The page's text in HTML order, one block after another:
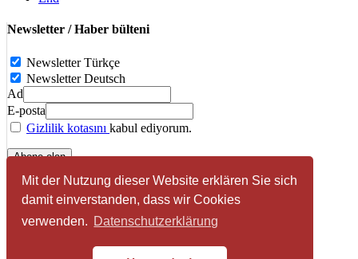
Mit der Nutzung dieser Website erklären Sie sich
damit einverstanden, dass wir Cookies
verwenden. Datenschutzerklärung
Newsletter / Haber bülteni
Newsletter Türkçe
Newsletter Deutsch
Ad
E-posta
Gizlilik kotasını kabul ediyorum.
Facebook